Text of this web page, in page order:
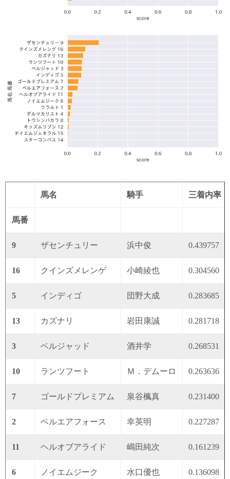
馬名 騎手 三着内率
馬番
9 ザセンチュリー 浜中俊 0.439757
16 クインズメレンゲ 小崎綾也 0.304560
5 インディゴ 団野大成 0.283685
13 カズナリ 岩田康誠 0.281718
3 ベルジャッド 酒井学 0.268531
10 ランツフート Ｍ．デムーロ 0.263636
7 ゴールドプレミアム 泉谷楓真 0.231400
2 ベルエアフォース 幸英明 0.227287
11 ヘルオブアライド 嶋田純次 0.161239
6 ノイエムジーク 水口優也 0.136098